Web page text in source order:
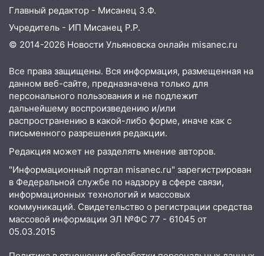
Главный редактор - Мисанец З.Ф.
Учредитель - ИП Мисанец Р.Р.
© 2014-2026 Новости Ульяновска онлайн misanec.ru
Все права защищены. Вся информация, размещенная на
данном веб-сайте, предназначена только для
персонального пользования и не подлежит
дальнейшему воспроизведению и/или
распространению в какой-либо форме, иначе как с
письменного разрешения редакции.
Редакция может не разделять мнение авторов.
"Информационный портал misanec.ru" зарегистрирован
в Федеральной службе по надзору в сфере связи,
информационных технологий и массовых
коммуникаций. Свидетельство о регистрации средства
массовой информации ЭЛ №ФС 77 - 61045 от
05.03.2015